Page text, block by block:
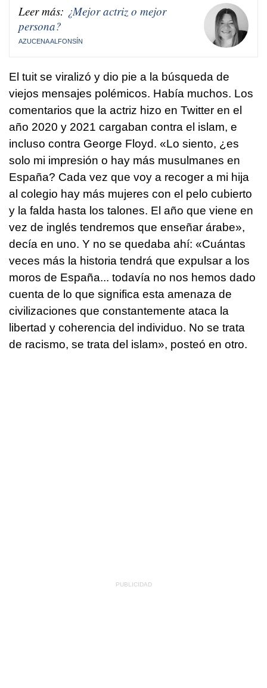
Leer más: ¿Mejor actriz o mejor
persona?
AZUCENA ALFONSÍN
El tuit se viralizó y dio pie a la búsqueda de
viejos mensajes polémicos. Había muchos. Los
comentarios que la actriz hizo en Twitter en el
año 2020 y 2021 cargaban contra el islam, e
incluso contra George Floyd. «Lo siento, ¿es
solo mi impresión o hay más musulmanes en
España? Cada vez que voy a recoger a mi hija
al colegio hay más mujeres con el pelo cubierto
y la falda hasta los talones. El año que viene en
vez de inglés tendremos que enseñar árabe»,
decía en uno. Y no se quedaba ahí: «Cuántas
veces más la historia tendrá que expulsar a los
moros de España... todavía no nos hemos dado
cuenta de lo que significa esta amenaza de
civilizaciones que constantemente ataca la
libertad y coherencia del individuo. No se trata
de racismo, se trata del islam», posteó en otro.